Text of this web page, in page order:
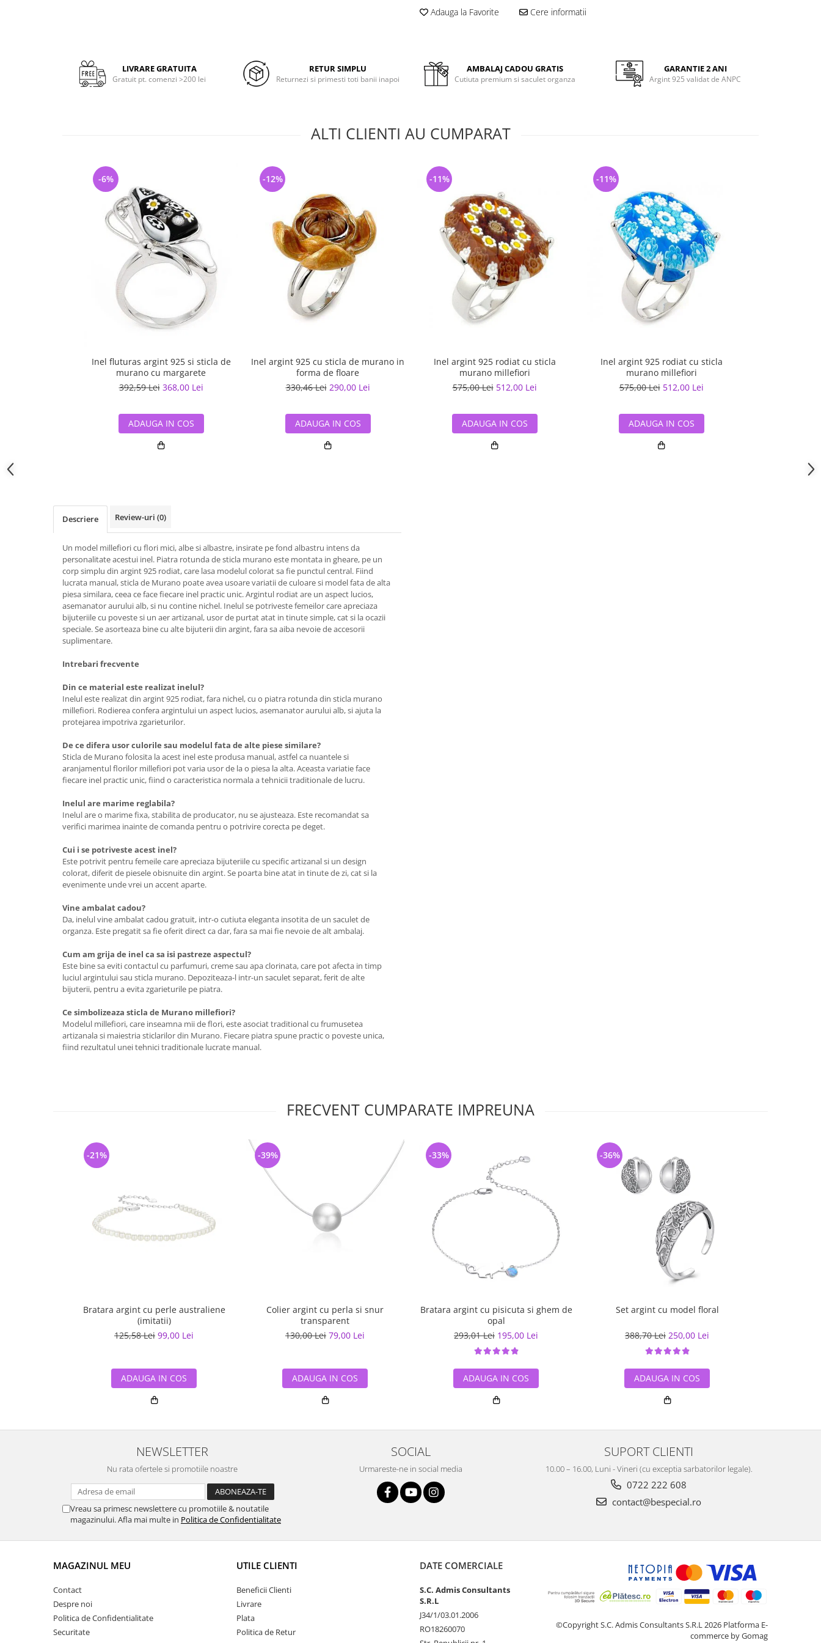
Adauga la Favorite Cere informatii
LIVRARE GRATUITA
Gratuit pt. comenzi >200 lei
RETUR SIMPLU
Returnezi si primesti toti banii inapoi
AMBALAJ CADOU GRATIS
Cutiuta premium si saculet organza
GARANTIE 2 ANI
Argint 925 validat de ANPC
ALTI CLIENTI AU CUMPARAT
Inel fluturas argint 925 si sticla de
murano cu margarete
392,59 Lei 368,00 Lei
-6%
ADAUGA IN COS
Inel argint 925 cu sticla de murano in
forma de floare
330,46 Lei 290,00 Lei
-12%
ADAUGA IN COS
Inel argint 925 rodiat cu sticla
murano millefiori
575,00 Lei 512,00 Lei
-11%
ADAUGA IN COS
Inel argint 925 rodiat cu sticla
murano millefiori
575,00 Lei 512,00 Lei
-11%
ADAUGA IN COS
Descriere Review-uri (0)
Un model millefiori cu flori mici, albe si albastre, insirate pe fond albastru intens da
personalitate acestui inel. Piatra rotunda de sticla murano este montata in gheare, pe un
corp simplu din argint 925 rodiat, care lasa modelul colorat sa fie punctul central. Fiind
lucrata manual, sticla de Murano poate avea usoare variatii de culoare si model fata de alta
piesa similara, ceea ce face fiecare inel practic unic. Argintul rodiat are un aspect lucios,
asemanator aurului alb, si nu contine nichel. Inelul se potriveste femeilor care apreciaza
bijuteriile cu poveste si un aer artizanal, usor de purtat atat in tinute simple, cat si la ocazii
speciale. Se asorteaza bine cu alte bijuterii din argint, fara sa aiba nevoie de accesorii
suplimentare.
Intrebari frecvente
Din ce material este realizat inelul?
Inelul este realizat din argint 925 rodiat, fara nichel, cu o piatra rotunda din sticla murano
millefiori. Rodierea confera argintului un aspect lucios, asemanator aurului alb, si ajuta la
protejarea impotriva zgarieturilor.
De ce difera usor culorile sau modelul fata de alte piese similare?
Sticla de Murano folosita la acest inel este produsa manual, astfel ca nuantele si
aranjamentul florilor millefiori pot varia usor de la o piesa la alta. Aceasta variatie face
fiecare inel practic unic, fiind o caracteristica normala a tehnicii traditionale de lucru.
Inelul are marime reglabila?
Inelul are o marime fixa, stabilita de producator, nu se ajusteaza. Este recomandat sa
verifici marimea inainte de comanda pentru o potrivire corecta pe deget.
Cui i se potriveste acest inel?
Este potrivit pentru femeile care apreciaza bijuteriile cu specific artizanal si un design
colorat, diferit de piesele obisnuite din argint. Se poarta bine atat in tinute de zi, cat si la
evenimente unde vrei un accent aparte.
Vine ambalat cadou?
Da, inelul vine ambalat cadou gratuit, intr-o cutiuta eleganta insotita de un saculet de
organza. Este pregatit sa fie oferit direct ca dar, fara sa mai fie nevoie de alt ambalaj.
Cum am grija de inel ca sa isi pastreze aspectul?
Este bine sa eviti contactul cu parfumuri, creme sau apa clorinata, care pot afecta in timp
luciul argintului sau sticla murano. Depoziteaza-l intr-un saculet separat, ferit de alte
bijuterii, pentru a evita zgarieturile pe piatra.
Ce simbolizeaza sticla de Murano millefiori?
Modelul millefiori, care inseamna mii de flori, este asociat traditional cu frumusetea
artizanala si maiestria sticlarilor din Murano. Fiecare piatra spune practic o poveste unica,
fiind rezultatul unei tehnici traditionale lucrate manual.
FRECVENT CUMPARATE IMPREUNA
Bratara argint cu perle australiene
(imitatii)
125,58 Lei 99,00 Lei
-21%
ADAUGA IN COS
Colier argint cu perla si snur
transparent
130,00 Lei 79,00 Lei
-39%
ADAUGA IN COS
Bratara argint cu pisicuta si ghem de
opal
293,01 Lei 195,00 Lei
-33%
ADAUGA IN COS
Set argint cu model floral
388,70 Lei 250,00 Lei
-36%
ADAUGA IN COS
NEWSLETTER
Nu rata ofertele si promotiile noastre
Vreau sa primesc newslettere cu promotiile & noutatile
magazinului. Afla mai multe in Politica de Confidentialitate
SOCIAL
Urmareste-ne in social media
SUPORT CLIENTI
10.00 – 16.00, Luni - Vineri (cu exceptia sarbatorilor legale).
0722 222 608
contact@bespecial.ro
MAGAZINUL MEU
Contact
Despre noi
Politica de Confidentialitate
Securitate
UTILE CLIENTI
Beneficii Clienti
Livrare
Plata
Politica de Retur
DATE COMERCIALE
S.C. Admis Consultants
S.R.L
J34/1/03.01.2006
RO18260070
©Copyright S.C. Admis Consultants S.R.L 2026 Platforma E-
commerce by Gomag